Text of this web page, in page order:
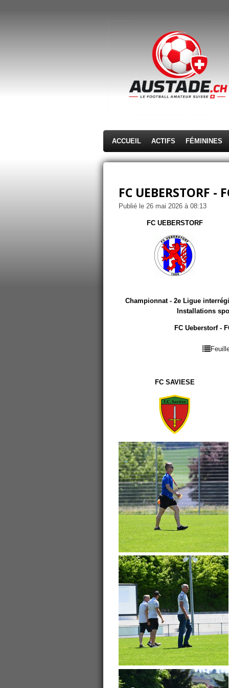
ACCUEIL ACTIFS FÉMININES
FC UEBERSTORF -
Publié le 26 mai 2026 à 08:13
FC UEBERSTORF
Championnat - 2e Ligue
Installations
FC Ueberstorf -
FC SAVIESE